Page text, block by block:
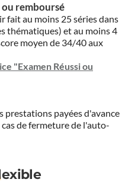
ou remboursé
fait au moins 25 séries dans
thématiques) et au moins 4
moyen de 34/40 aux
"Examen Réussi ou
prestations payées d'avance
de fermeture de l'auto-